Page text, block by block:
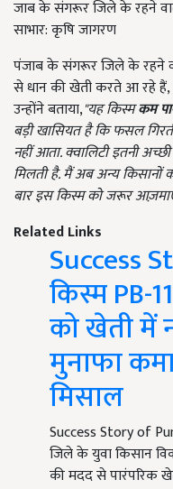
जाब के संगरूर जिले के रहने
साभार: कृषि जागरण
पंजाब के संगरूर जिले के रहने
से धान की खेती करते आ रहे हैं,
उन्होंने बताया,"यह किस्मकम
बड़ी खासियत है कि फसल
नहीं आता. क्वालिटी इतनी
मिलती है. मैं अब अन्य
बार इस किस्म को जरूर
Related Links
Success
किस्म PB-
को खेती में
मुनाफा
मिसाल
Success Story of
जिले के युवा किसान
की मदद से पारंपरिक